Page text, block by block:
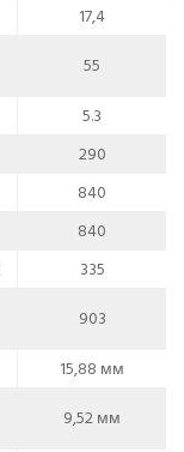
17,4
55
5.3
290
840
840
335
903
15,88 мм
9,52 мм